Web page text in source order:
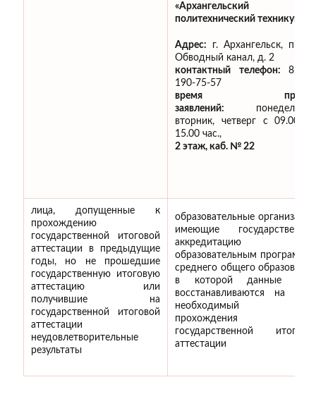
«Архангельский
политехнический техникум»
Адрес: г. Архангельск,
Обводный канал, д. 2
контактный телефон: 8-
190-75-57
время
заявлений:
вторник, четверг с 09.00
15.00 час.,
2 этаж, каб. № 22
лица, допущенные к
прохождению
государственной итоговой
аттестации в предыдущие
годы, но не прошедшие
государственную итоговую
аттестацию или
получившие на
государственной итоговой
аттестации
неудовлетворительные
результаты
образовательные
имеющие
аккредитацию
образовательным
среднего общего
в которой данные
восстанавливаются на
необходимый
прохождения
государственной
аттестации